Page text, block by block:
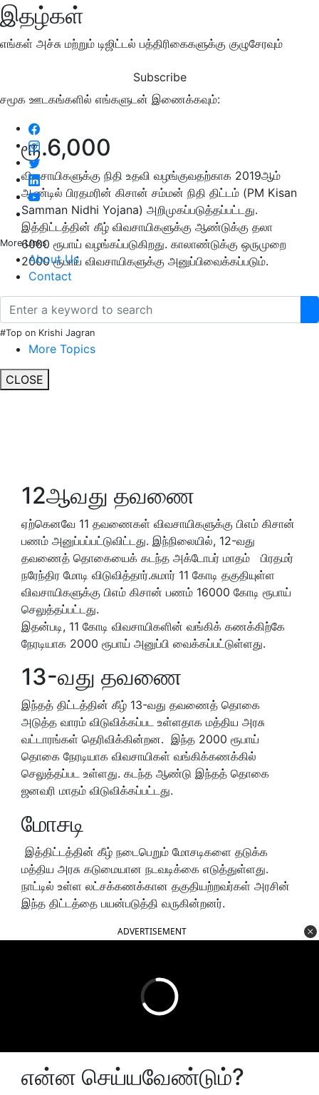
இதழ்கள்
எங்கள் அச்சு மற்றும் டிஜிட்டல் பத்திரிகைகளுக்கு குழுசேரவும்
Subscribe
சமூக ஊடகங்களில் எங்களுடன் இணைக்கவும்:
More Links
About Us
Contact
#Top on Krishi Jagran
More Topics
CLOSE
ரூ.6,000
விவசாயிகளுக்கு நிதி உதவி வழங்குவதற்காக 2019ஆம்
ஆண்டில் பிரதமரின் கிசான் சம்மன் நிதி திட்டம் (PM Kisan
Samman Nidhi Yojana) அறிமுகப்படுத்தப்பட்டது.
இத்திட்டத்தின் கீழ் விவசாயிகளுக்கு ஆண்டுக்கு தலா
6000 ரூபாய் வழங்கப்படுகிறது. காலாண்டுக்கு ஒருமுறை
2000 ரூபாய் விவசாயிகளுக்கு அனுப்பிவைக்கப்படும்.
12ஆவது தவணை
ஏற்கெனவே 11 தவணைகள் விவசாயிகளுக்கு பிஎம் கிசான்
பணம் அனுப்பப்பட்டுவிட்டது. இந்நிலையில், 12-வது
தவணைத் தொகையைக் கடந்த அக்டோபர் மாதம் பிரதமர்
நரேந்திர மோடி விடுவித்தார்.சுமார் 11 கோடி தகுதியுள்ள
விவசாயிகளுக்கு பிஎம் கிசான் பணம் 16000 கோடி ரூபாய்
செலுத்தப்பட்டது.
இதன்படி, 11 கோடி விவசாயிகளின் வங்கிக் கணக்கிற்கே
நேரடியாக 2000 ரூபாய் அனுப்பி வைக்கப்பட்டுள்ளது.
13-வது தவணை
இந்தத் திட்டத்தின் கீழ் 13-வது தவணைத் தொகை
அடுத்த வாரம் விடுவிக்கப்பட உள்ளதாக மத்திய அரசு
வட்டாரங்கள் தெரிவிக்கின்றன. இந்த 2000 ரூபாய்
தொகை நேரடியாக விவசாயிகள் வங்கிக்கணக்கில்
செலுத்தப்பட உள்ளது. கடந்த ஆண்டு இந்தத் தொகை
ஜனவரி மாதம் விடுவிக்கப்பட்டது.
மோசடி
இத்திட்டத்தின் கீழ் நடைபெறும் மோசடிகளை தடுக்க
மத்திய அரசு கடுமையான நடவடிக்கை எடுத்துள்ளது.
நாட்டில் உள்ள லட்சக்கணக்கான தகுதியற்றவர்கள் அரசின்
இந்த திட்டத்தை பயன்படுத்தி வருகின்றனர்.
ADVERTISEMENT
என்ன செய்யவேண்டும்?